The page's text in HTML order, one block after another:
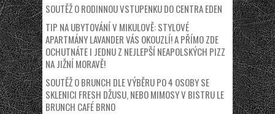
SOUTĚŽ O RODINNOU VSTUPENKU DO CENTRA EDEN
TIP NA UBYTOVÁNÍ V MIKULOVĚ: STYLOVÉ
APARTMÁNY LAVANDER VÁS OKOUZLÍ! A PŘÍMO ZDE
OCHUTNÁTE I JEDNU Z NEJLEPŠÍ NEAPOLSKÝCH PIZZ
NA JIŽNÍ MORAVĚ!
SOUTĚŽ O BRUNCH DLE VÝBĚRU PO 4 OSOBY SE
SKLENICI FRESH DŽUSU, NEBO MIMOSY V BISTRU LE
BRUNCH CAFÉ BRNO